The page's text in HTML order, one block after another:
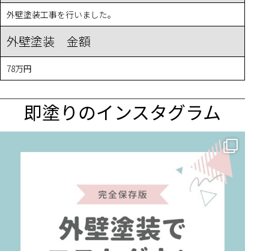
外壁塗装工事を行いました。
外壁塗装 金額
78万円
即塗りのインスタグラム
✨ 賢いお金の使い方！外壁塗装でコストダウンする方法 🏠